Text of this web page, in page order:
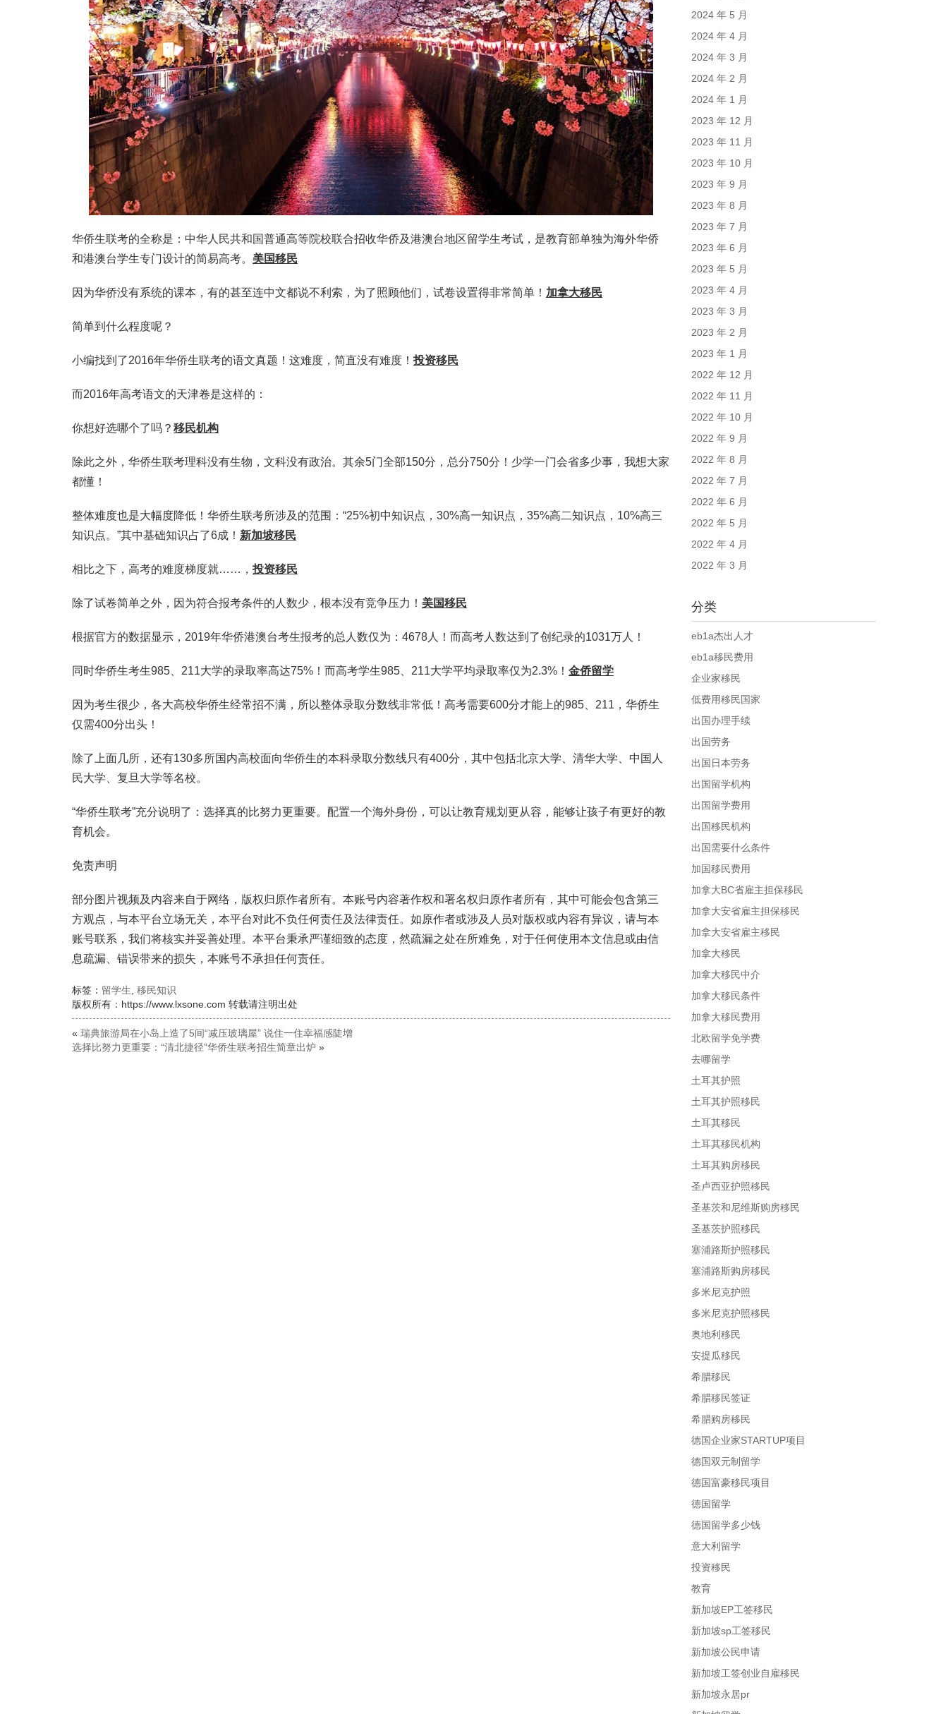
华侨生联考的全称是：中华人民共和国普通高等院校联合招收华侨及港澳台地区留学生考试，是教育部单独为海外华侨
和港澳台学生专门设计的简易高考。 美国移民
因为华侨没有系统的课本，有的甚至连中文都说不利索，为了照顾他们，试卷设置得非常简单！ 加拿大移民
简单到什么程度呢？
小编找到了2016年华侨生联考的语文真题！这难度，简直没有难度！ 投资移民
而2016年高考语文的天津卷是这样的：
你想好选哪个了吗？ 移民机构
除此之外，华侨生联考理科没有生物，文科没有政治。其余5门全部150分，总分750分！少学一门会省多少事，我想大家
都懂！
整体难度也是大幅度降低！华侨生联考所涉及的范围：“25%初中知识点，30%高一知识点，35%高二知识点，10%高三
知识点。”其中基础知识占了6成！ 新加坡移民
相比之下，高考的难度梯度就……， 投资移民
除了试卷简单之外，因为符合报考条件的人数少，根本没有竞争压力！ 美国移民
根据官方的数据显示，2019年华侨港澳台考生报考的总人数仅为：4678人！而高考人数达到了创纪录的1031万人！
同时华侨生考生985、211大学的录取率高达75%！而高考学生985、211大学平均录取率仅为2.3%！ 金侨留学
因为考生很少，各大高校华侨生经常招不满，所以整体录取分数线非常低！高考需要600分才能上的985、211，华侨生
仅需400分出头！
除了上面几所，还有130多所国内高校面向华侨生的本科录取分数线只有400分，其中包括北京大学、清华大学、中国人
民大学、复旦大学等名校。
“华侨生联考”充分说明了：选择真的比努力更重要。配置一个海外身份，可以让教育规划更从容，能够让孩子有更好的教
育机会。
免责声明
部分图片视频及内容来自于网络，版权归原作者所有。本账号内容著作权和署名权归原作者所有，其中可能会包含第三
方观点，与本平台立场无关，本平台对此不负任何责任及法律责任。如原作者或涉及人员对版权或内容有异议，请与本
账号联系，我们将核实并妥善处理。本平台秉承严谨细致的态度，然疏漏之处在所难免，对于任何使用本文信息或由信
息疏漏、错误带来的损失，本账号不承担任何责任。
标签： 留学生 移民知识
版权所有：https://www.lxsone.com 转载请注明出处
« 瑞典旅游局在小岛上造了5间“减压玻璃屋” 说住一住幸福感陡增
选择比努力更重要：“清北捷径”华侨生联考招生简章出炉 »
2024 年 5 月
2024 年 4 月
2024 年 3 月
2024 年 2 月
2024 年 1 月
2023 年 12 月
2023 年 11 月
2023 年 10 月
2023 年 9 月
2023 年 8 月
2023 年 7 月
2023 年 6 月
2023 年 5 月
2023 年 4 月
2023 年 3 月
2023 年 2 月
2023 年 1 月
2022 年 12 月
2022 年 11 月
2022 年 10 月
2022 年 9 月
2022 年 8 月
2022 年 7 月
2022 年 6 月
2022 年 5 月
2022 年 4 月
2022 年 3 月
分类
eb1a杰出人才
eb1a移民费用
企业家移民
低费用移民国家
出国办理手续
出国劳务
出国日本劳务
出国留学机构
出国留学费用
出国移民机构
出国需要什么条件
加国移民费用
加拿大BC省雇主担保移民
加拿大安省雇主担保移民
加拿大安省雇主移民
加拿大移民
加拿大移民中介
加拿大移民条件
加拿大移民费用
北欧留学免学费
去哪留学
土耳其护照
土耳其护照移民
土耳其移民
土耳其移民机构
土耳其购房移民
圣卢西亚护照移民
圣基茨和尼维斯购房移民
圣基茨护照移民
塞浦路斯护照移民
塞浦路斯购房移民
多米尼克护照
多米尼克护照移民
奥地利移民
安提瓜移民
希腊移民
希腊移民签证
希腊购房移民
德国企业家STARTUP项目
德国双元制留学
德国富豪移民项目
德国留学
德国留学多少钱
意大利留学
投资移民
教育
新加坡EP工签移民
新加坡sp工签移民
新加坡公民申请
新加坡工签创业自雇移民
新加坡永居pr